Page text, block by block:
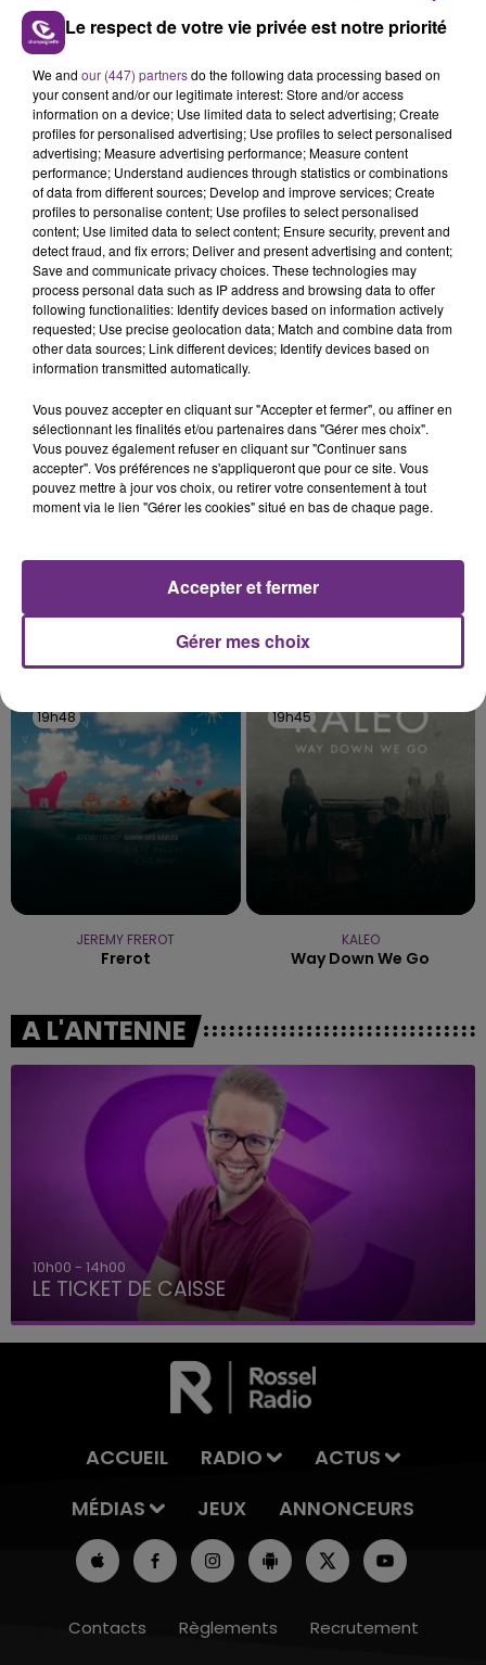
FIL D'ACTU
11h37
LA CENTRALE NUCLÉAIRE DE CHOOZ
TOUJOURS À L'ARRÊT
Cela fait déjà une semaine que la centrale
nucléaire ardennaise est à l'arrêt. Une situation
justifiée par la sécheresse intense qui est toujours
10h16
SES PORTES
C'était l'une des institutions du centre-ville
fermer ses portes.
TITRES DIFFUSÉS
19h48
19h48
JEREMY FREROT
Frerot
19h45
19h45
KALEO
Way Down We Go
A L'ANTENNE
10h00 - 14h00
LE TICKET DE CAISSE
ACCUEIL RADIO
ACTUS
MÉDIAS
JEUX ANNONCEURS
Contacts Règlements
Recrutement
Le respect de votre vie privée est notre priorité
We and our (447) partnersdo the following data processing based on
your consent and/or our legitimate interest: Store and/or access
information on a device; Use limited data to select advertising; Create
profiles for personalised advertising; Use profiles to select personalised
advertising; Measure advertising performance; Measure content
performance; Understand audiences through statistics or combinations
of data from different sources; Develop and improve services; Create
profiles to personalise content; Use profiles to select personalised
content; Use limited data to select content; Ensure security, prevent and
detect fraud, and fix errors; Deliver and present advertising and content;
Save and communicate privacy choices. These technologies may
process personal data such as IP address and browsing data to offer
following functionalities: Identify devices based on information actively
requested; Use precise geolocation data; Match and combine data from
other data sources; Link different devices; Identify devices based on
information transmitted automatically.
Vous pouvez accepter en cliquant sur "Accepter et fermer", ou affiner en
sélectionnant les finalités et/ou partenaires dans "Gérer mes choix".
Vous pouvez également refuser en cliquant sur "Continuer sans
accepter". Vos préférences ne s'appliqueront que pour ce site. Vous
pouvez mettre à jour vos choix, ou retirer votre consentement à tout
moment via le lien "Gérer les cookies" situé en bas de chaque page.
Gérer mes choix
Accepter et fermer